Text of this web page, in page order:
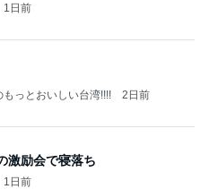
1日前
もっとおいしい台湾!!!! 2日前
激励会で寝落ち
1日前